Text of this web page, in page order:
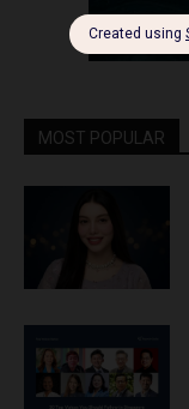
MOST POPULAR